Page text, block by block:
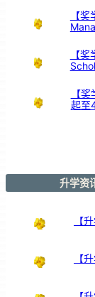
【
【
【
起至
升学资
【
【